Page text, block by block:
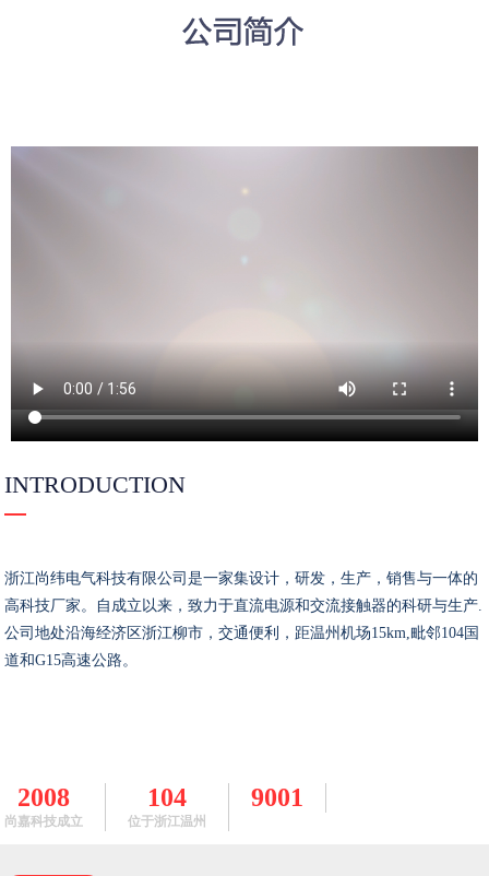
INTRODUCTION
浙江尚纬电气科技有限公司是一家集设计，研发，生产，销售与一体的
高科技厂家。自成立以来，致力于直流电源和交流接触器的科研与生产.
公司地处沿海经济区浙江柳市，交通便利，距温州机场15km,毗邻104国
道和G15高速公路。
2008
尚嘉科技成立
104
位于浙江温州
9001